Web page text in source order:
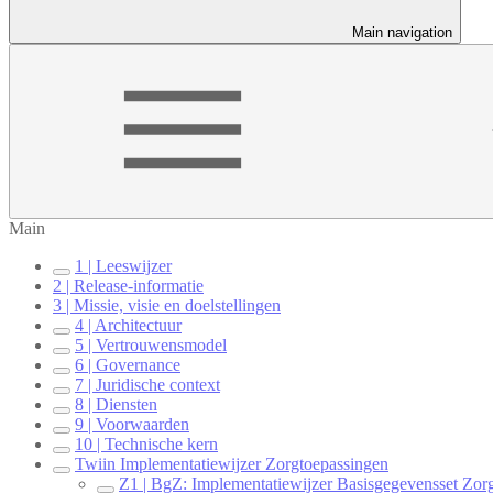
Main navigation
Main
1 | Leeswijzer
2 | Release-informatie
3 | Missie, visie en doelstellingen
4 | Architectuur
5 | Vertrouwensmodel
6 | Governance
7 | Juridische context
8 | Diensten
9 | Voorwaarden
10 | Technische kern
Twiin Implementatiewijzer Zorgtoepassingen
Z1 | BgZ: Implementatiewijzer Basisgegevensset